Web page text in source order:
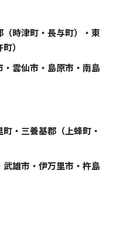
時津町・長与町）・東
）
雲仙市・島原市・南島
・三養基郡（上蜂町・
雄市・伊万里市・杵島